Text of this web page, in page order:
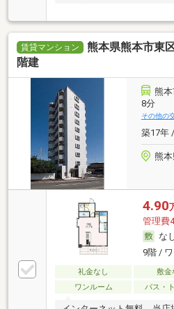
賃貸マンション
熊本県熊本市東
階建
熊
8分
その他の
築17年
熊
4.90
管理費
な
9階 /
礼金なし 敷金
ワンルーム
バス・